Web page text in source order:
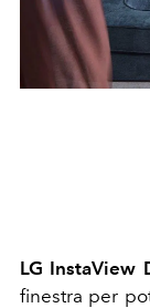
LG InstaView
finestra per